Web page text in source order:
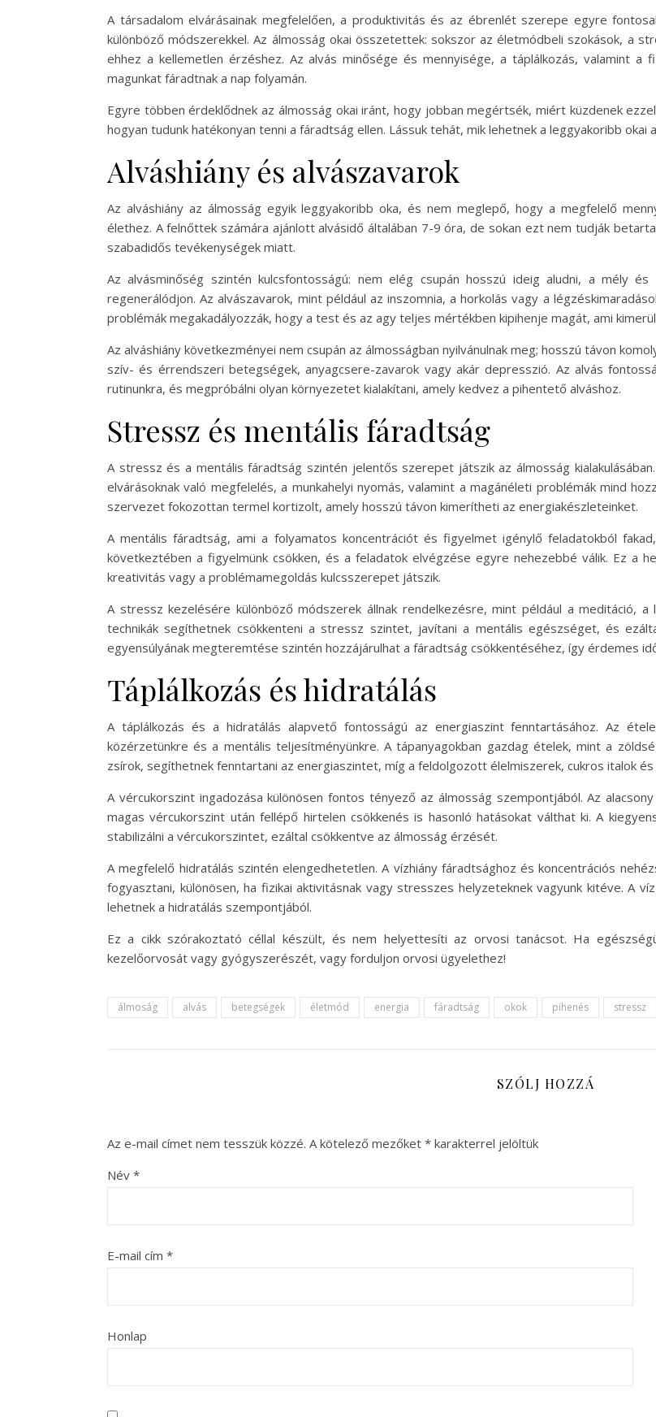
A társadalom elvárásainak megfelelően, a produktivitás és az ébrenlét szerepe egyre
különböző módszerekkel. Az álmosság okai összetettek: sokszor az életmódbeli szokások, a
ehhez a kellemetlen érzéshez. Az alvás minősége és mennyisége, a táplálkozás, valamint a
magunkat fáradtnak a nap folyamán.
Egyre többen érdeklődnek az álmosság okai iránt, hogy jobban megértsék, miért küzdenek
hogyan tudunk hatékonyan tenni a fáradtság ellen. Lássuk tehát, mik lehetnek a leggyakoribb okai
Alváshiány és alvászavarok
Az alváshiány az álmosság egyik leggyakoribb oka, és nem meglepő, hogy a megfelelő
élethez. A felnőttek számára ajánlott alvásidő általában 7-9 óra, de sokan ezt nem tudják
szabadidős tevékenységek miatt.
Az alvásminőség szintén kulcsfontosságú: nem elég csupán hosszú ideig aludni, a mély
regenerálódjon. Az alvászavarok, mint például az inszomnia, a horkolás vagy a
problémák megakadályozzák, hogy a test és az agy teljes mértékben kipihenje magát, ami
Az alváshiány következményei nem csupán az álmosságban nyilvánulnak meg; hosszú távon
szív- és érrendszeri betegségek, anyagcsere-zavarok vagy akár depresszió. Az alvás
rutinunkra, és megpróbálni olyan környezetet kialakítani, amely kedvez a pihentető alváshoz.
Stressz és mentális fáradtság
A stressz és a mentális fáradtság szintén jelentős szerepet játszik az álmosság
elvárásoknak való megfelelés, a munkahelyi nyomás, valamint a magánéleti problémák mind
szervezet fokozottan termel kortizolt, amely hosszú távon kimerítheti az energiakészleteinket.
A mentális fáradtság, ami a folyamatos koncentrációt és figyelmet igénylő feladatokból
következtében a figyelmünk csökken, és a feladatok elvégzése egyre nehezebbé válik. Ez a
kreativitás vagy a problémamegoldás kulcsszerepet játszik.
A stressz kezelésére különböző módszerek állnak rendelkezésre, mint például a meditáció,
technikák segíthetnek csökkenteni a stressz szintet, javítani a mentális egészséget, és
egyensúlyának megteremtése szintén hozzájárulhat a fáradtság csökkentéséhez, így érdemes
Táplálkozás és hidratálás
A táplálkozás és a hidratálás alapvető fontosságú az energiaszint fenntartásához. Az
közérzetünkre és a mentális teljesítményünkre. A tápanyagokban gazdag ételek, mint a
zsírok, segíthetnek fenntartani az energiaszintet, míg a feldolgozott élelmiszerek, cukros italok
A vércukorszint ingadozása különösen fontos tényező az álmosság szempontjából. Az
magas vércukorszint után fellépő hirtelen csökkenés is hasonló hatásokat válthat ki. A
stabilizálni a vércukorszintet, ezáltal csökkentve az álmosság érzését.
A megfelelő hidratálás szintén elengedhetetlen. A vízhiány fáradtsághoz és koncentrációs
fogyasztani, különösen, ha fizikai aktivitásnak vagy stresszes helyzeteknek vagyunk kitéve. A
lehetnek a hidratálás szempontjából.
Ez a cikk szórakoztató céllal készült, és nem helyettesíti az orvosi tanácsot. Ha
kezelőorvosát vagy gyógyszerészét, vagy forduljon orvosi ügyelethez!
álmoság alvás betegségek életmód energia fáradtság okok pihenés stressz
SZÓLJ HOZZÁ
Az e-mail címet nem tesszük közzé. A kötelező mezőket * karakterrel jelöltük
Név *
E-mail cím *
Honlap